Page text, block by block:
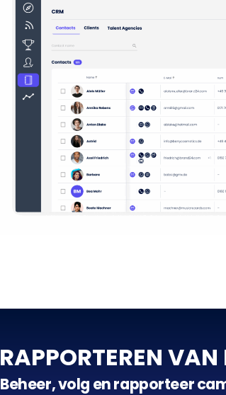
RAPPORTEREN VAN
Beheer, volg en rapporteer